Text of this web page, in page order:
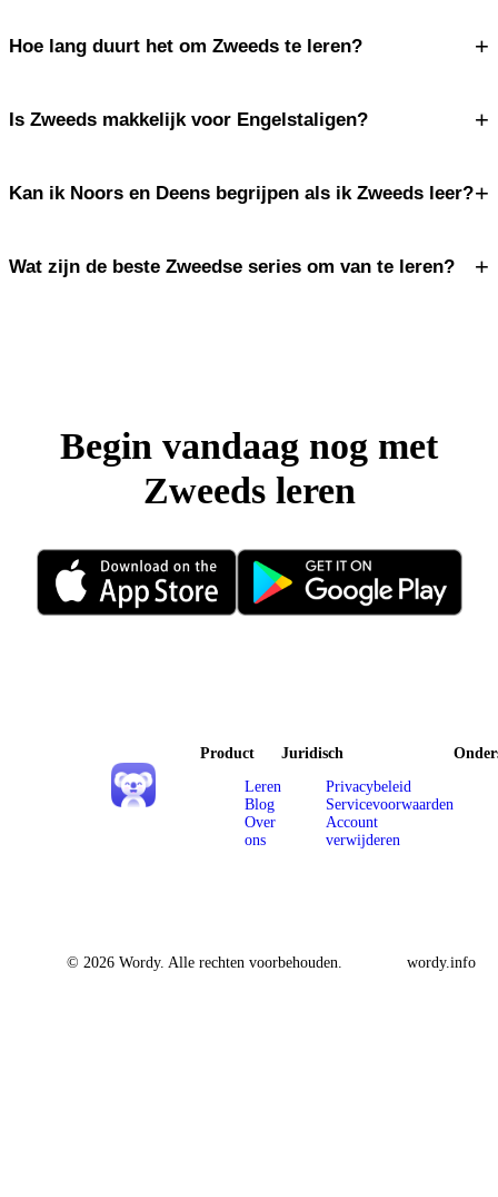
Hoe lang duurt het om Zweeds te leren? +
Is Zweeds makkelijk voor Engelstaligen? +
Kan ik Noors en Deens begrijpen als ik Zweeds leer?+
Wat zijn de beste Zweedse series om van te leren? +
Begin vandaag nog met
Zweeds leren
Product
Leren
Blog
Over
ons
Juridisch
Privacybeleid
Servicevoorwaarden
Account
verwijderen
© 2026 Wordy. Alle rechten voorbehouden. wordy.info